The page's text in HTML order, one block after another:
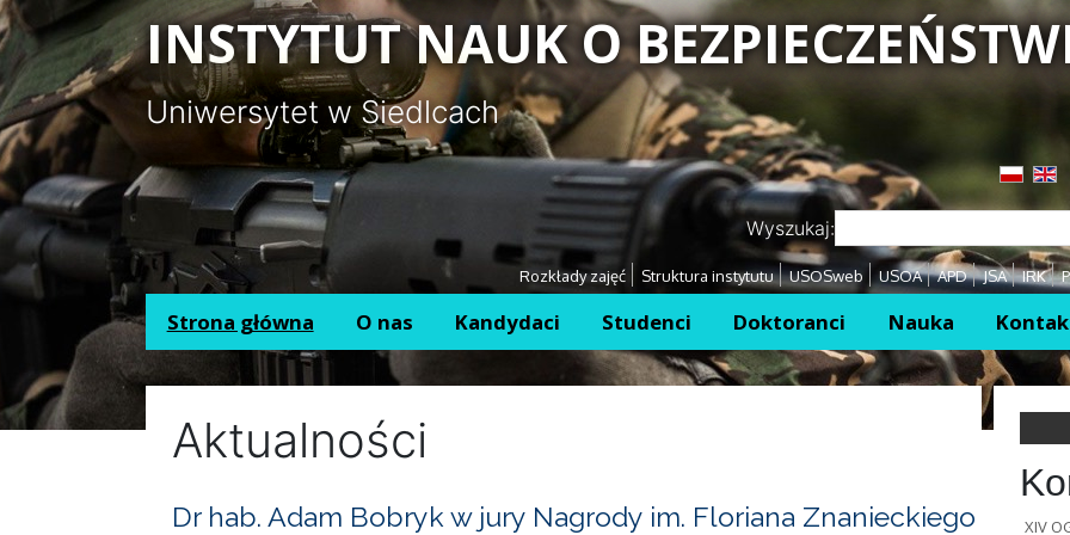
Panel zarządzania plikami cookies
INSTYTUT NAUK O
Uniwersytet w Siedlcach
Przejdź
Przejdź
Wyszukaj:
Rozkłady zajęć Struktura instytutu USOSweb USOA APD JSA IRK
Strona główna O nas Kandydaci Studenci Doktoranci Nauka
Aktualności
Dr hab. Adam Bobryk w jury Nagrody im. Floriana Znanieckiego XIV